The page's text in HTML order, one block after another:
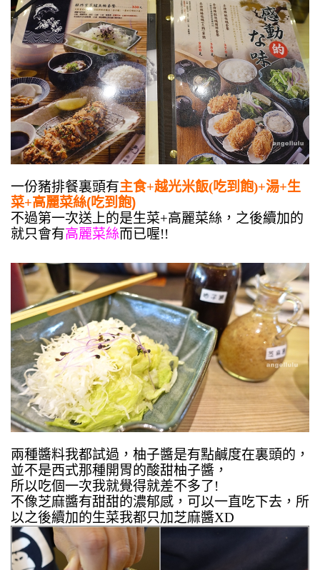
一份豬排餐裏頭有主食+越光米飯(吃到飽)+湯+生
菜+高麗菜絲(吃到飽)
不過第一次送上的是生菜+高麗菜絲，之後續加的
就只會有高麗菜絲而已喔!!
兩種醬料我都試過，柚子醬是有點鹹度在裏頭的，
並不是西式那種開胃的酸甜柚子醬，
所以吃個一次我就覺得就差不多了!
不像芝麻醬有甜甜的濃郁感，可以一直吃下去，所
以之後續加的生菜我都只加芝麻醬XD